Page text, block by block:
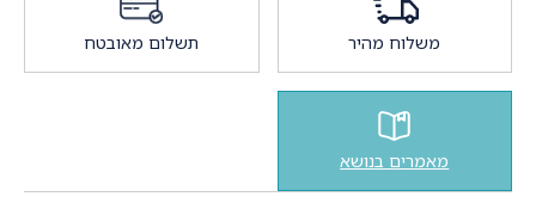
משלוח מהיר תשלום מאובטח
מאמרים בנושא